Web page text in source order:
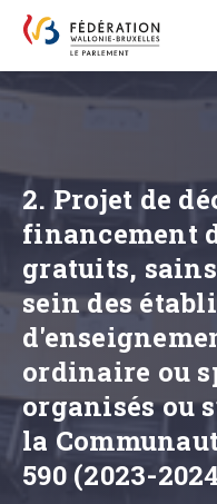
2. Projet de
financement
gratuits,
sein des
ordinaire ou
organisés ou
la
590 (2023-